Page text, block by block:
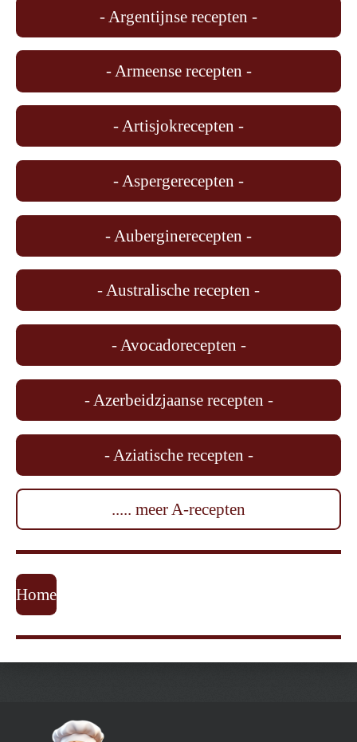
- Argentijnse recepten -
- Armeense recepten -
- Artisjokrecepten -
- Aspergerecepten -
- Auberginerecepten -
- Australische recepten -
- Avocadorecepten -
- Azerbeidzjaanse recepten -
- Aziatische recepten -
..... meer A-recepten
Home